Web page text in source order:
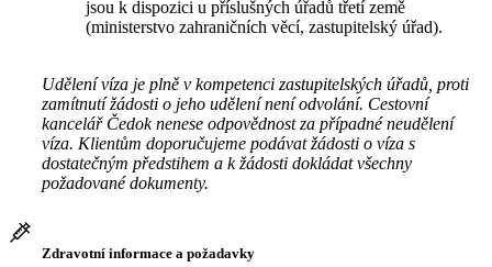
jsou k dispozici u příslušných úřadů třetí země
(ministerstvo zahraničních věcí, zastupitelský úřad).
Udělení víza je plně v kompetenci zastupitelských úřadů, proti
zamítnutí žádosti o jeho udělení není odvolání. Cestovní
kancelář Čedok nenese odpovědnost za případné neudělení
víza. Klientům doporučujeme podávat žádosti o víza s
dostatečným předstihem a k žádosti dokládat všechny
požadované dokumenty.
Zdravotní informace a požadavky